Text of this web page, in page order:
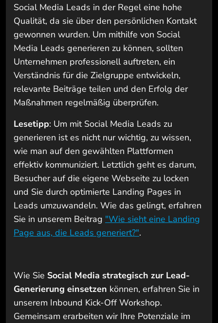
Social Media Leads in der Regel eine hohe
Qualität, da sie über den persönlichen Kontakt
gewonnen wurden. Um mithilfe von Social
Media Leads generieren zu können, sollten
Unternehmen professionell auftreten, ein
Verständnis für die Zielgruppe entwickeln,
relevante Beiträge teilen und den Erfolg der
Maßnahmen regelmäßig überprüfen.
Lesetipp: Um mit Social Media Leads zu
generieren ist es nicht nur wichtig, zu wissen,
wie man auf den gewählten Plattformen
effektiv kommuniziert. Letztlich geht es darum,
Besucher auf die eigene Webseite zu locken
und Sie durch optimierte Landing Pages in
Leads umzuwandeln. Wie das gelingt, erfahren
Sie in unserem Beitrag "Wie sieht eine Landing
Page aus, die Leads generiert?".
Wie Sie Social Media strategisch zur Lead-
Generierung einsetzen können, erfahren Sie in
unserem Inbound Kick-Off Workshop.
Gemeinsam erarbeiten wir Ihre Potenziale im